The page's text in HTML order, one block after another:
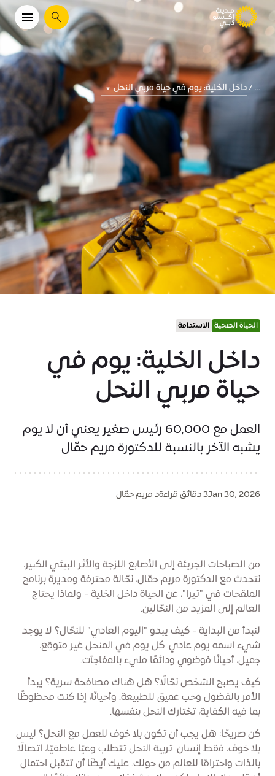
يبحث
... داخل الخلية: يوم في حياة مربي النحل
الحياة الصحية الاستدامة
داخل الخلية: يوم في
حياة مربي النحل
العمل مع 60,000 رئيس صغير يعني أن لا يوم
يشبه الآخر بالنسبة للدكتورة مريم حمّال
Jan 30, 20263 دقائق قراءة د مريم حمّال
من الصباحات الجريئة إلى الأصابع اللزجة والأثر البيئي الكبير،
نتحدث مع الدكتورة مريم حمّال، نحّالة محترفة ومديرة برنامج
الملقحات في "تيرا"، عن الحياة داخل الخلية - ولماذا يحتاج
العالم إلى المزيد من النحّالين.
لنبدأ من البداية - كيف يبدو "اليوم العادي" للنحّال؟ لا يوجد
شيء اسمه يوم عادي. كل يوم في المنحل غير متوقع،
جميل، أحيانًا فوضوي ودائمًا مليء بالمفاجآت.
كيف يصبح الشخص نحّالًا؟ هل هناك مصافحة سرية؟ يبدأ
الأمر بالفضول وحب عميق للطبيعة. وأحيانًا، إذا كنت محظوظًا
بما فيه الكفاية، تختارك النحل بنفسها.
كن صريحًا: هل يجب أن تكون بلا خوف للعمل مع النحل؟ ليس
بلا خوف، فقط إنسان. تربية النحل تتطلب وعيًا عاطفيًا، اتصالًا
بالذات واحترامًا للعالم من حولك. عليك أيضًا أن تتقبل احتمال